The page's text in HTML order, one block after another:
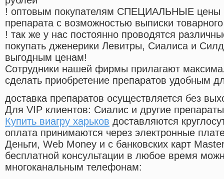
! оптовым покупателям СПЕЦИАЛЬНЫЕ цены
препарата с возможностью выписки
! так же у нас постоянно проводятся
покупать дженерики Левитры, Сиалиса и
выгодным ценам!
Cотрудники нашей фирмы прилагают
сделать приобретение препаратов удобным
доставка препаратов осуществляется без
Для VIP клиентов: Сиалис и другие
Купить виагру харьков доставляются
оплата принимаются через электронные
Деньги, Web Money и с банковских карт
бесплатной консультации в любое время
многоканальным телефонам: